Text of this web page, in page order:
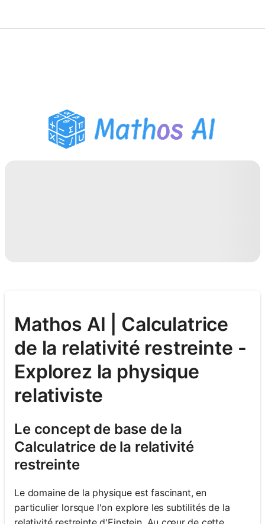
Assistant Devoirs PDF
Outils d'étude
Mathos AI | Calculatrice
de la relativité restreinte -
Explorez la physique
relativiste
Le concept de base de la
Calculatrice de la relativité
restreinte
Le domaine de la physique est fascinant, en
particulier lorsque l'on explore les subtilités de la